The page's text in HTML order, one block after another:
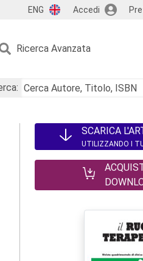
ENG Accedi
Ricerca Avanzata
SCARICA
UTILIZZANDO I